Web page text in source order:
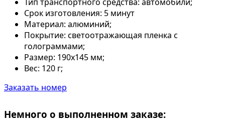
Срок изготовления: 5 минут
Материал: алюминий;
Покрытие: светоотражающая пленка с
голограммами;
Размер: 190х145 мм;
Вес: 120 г;
Заказать номер
Немного о выполненном заказе: